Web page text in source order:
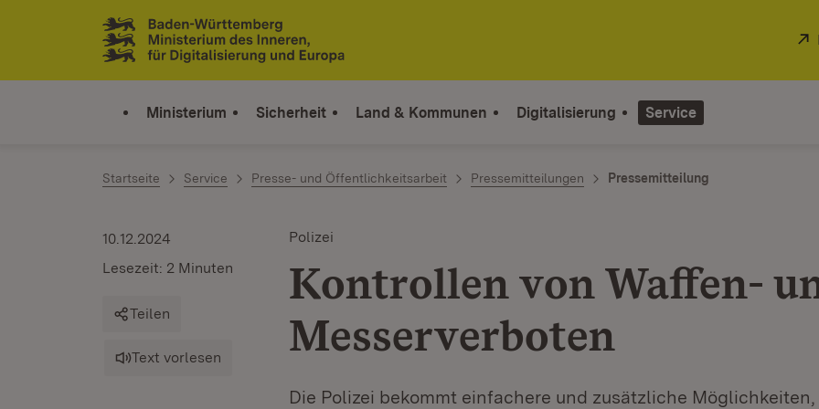
Zum Inhalt springen
Link zur Startseite
Ministerium Sicherheit Land & Kommunen Digitalisierung Service
Startseite Service Presse- und Öffentlichkeitsarbeit Pressemitteilungen Pressemitteilung
Polizei
Kontrollen von Waffen-
Messerverboten
Die Polizei bekommt einfachere und zusätzliche
10.12.2024
Lesezeit: 2 Minuten
Teilen
Text vorlesen